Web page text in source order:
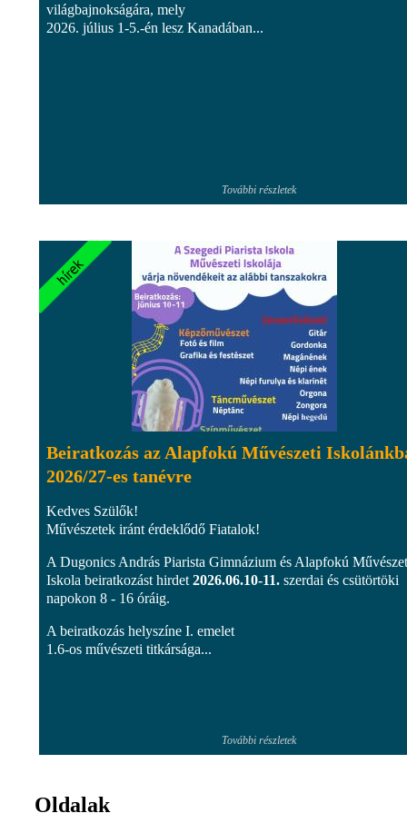
világbajnokságára, mely
2026. július 1-5.-én lesz Kanadában...
További részletek
Beiratkozás az Alapfokú Művészeti
2026/27-es tanévre
Kedves Szülők!
Művészetek iránt érdeklődő Fiatalok!
A Dugonics András Piarista Gimnázium és Alapfokú
Iskola beiratkozást hirdet 2026.06.10-11. szerdai és csütörtöki
napokon 8 - 16 óráig.
A beiratkozás helyszíne I. emelet
1.6-os művészeti titkársága...
További részletek
Oldalak